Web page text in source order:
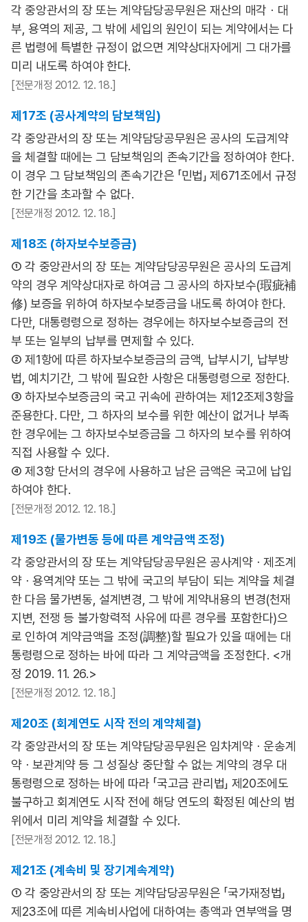
각 중앙관서의 장 또는 계약담당공무원은 재산의 매각ㆍ대
부, 용역의 제공, 그 밖에 세입의 원인이 되는 계약에서는 다
른 법령에 특별한 규정이 없으면 계약상대자에게 그 대가를
미리 내도록 하여야 한다.
[전문개정 2012. 12. 18.]
제17조 (공사계약의 담보책임)
각 중앙관서의 장 또는 계약담당공무원은 공사의 도급계약
을 체결할 때에는 그 담보책임의 존속기간을 정하여야 한다.
이 경우 그 담보책임의 존속기간은 「민법」 제671조에서 규정
한 기간을 초과할 수 없다.
[전문개정 2012. 12. 18.]
제18조 (하자보수보증금)
① 각 중앙관서의 장 또는 계약담당공무원은 공사의 도급계
약의 경우 계약상대자로 하여금 그 공사의 하자보수(瑕疵補
修) 보증을 위하여 하자보수보증금을 내도록 하여야 한다.
다만, 대통령령으로 정하는 경우에는 하자보수보증금의 전
부 또는 일부의 납부를 면제할 수 있다.
② 제1항에 따른 하자보수보증금의 금액, 납부시기, 납부방
법, 예치기간, 그 밖에 필요한 사항은 대통령령으로 정한다.
③ 하자보수보증금의 국고 귀속에 관하여는 제12조제3항을
준용한다. 다만, 그 하자의 보수를 위한 예산이 없거나 부족
한 경우에는 그 하자보수보증금을 그 하자의 보수를 위하여
직접 사용할 수 있다.
④ 제3항 단서의 경우에 사용하고 남은 금액은 국고에 납입
하여야 한다.
[전문개정 2012. 12. 18.]
제19조 (물가변동 등에 따른 계약금액 조정)
각 중앙관서의 장 또는 계약담당공무원은 공사계약ㆍ제조계
약ㆍ용역계약 또는 그 밖에 국고의 부담이 되는 계약을 체결
한 다음 물가변동, 설계변경, 그 밖에 계약내용의 변경(천재
지변, 전쟁 등 불가항력적 사유에 따른 경우를 포함한다)으
로 인하여 계약금액을 조정(調整)할 필요가 있을 때에는 대
통령령으로 정하는 바에 따라 그 계약금액을 조정한다. <개
정 2019. 11. 26.>
[전문개정 2012. 12. 18.]
제20조 (회계연도 시작 전의 계약체결)
각 중앙관서의 장 또는 계약담당공무원은 임차계약ㆍ운송계
약ㆍ보관계약 등 그 성질상 중단할 수 없는 계약의 경우 대
통령령으로 정하는 바에 따라 「국고금 관리법」 제20조에도
불구하고 회계연도 시작 전에 해당 연도의 확정된 예산의 범
위에서 미리 계약을 체결할 수 있다.
[전문개정 2012. 12. 18.]
제21조 (계속비 및 장기계속계약)
① 각 중앙관서의 장 또는 계약담당공무원은 「국가재정법」
제23조에 따른 계속비사업에 대하여는 총액과 연부액을 명